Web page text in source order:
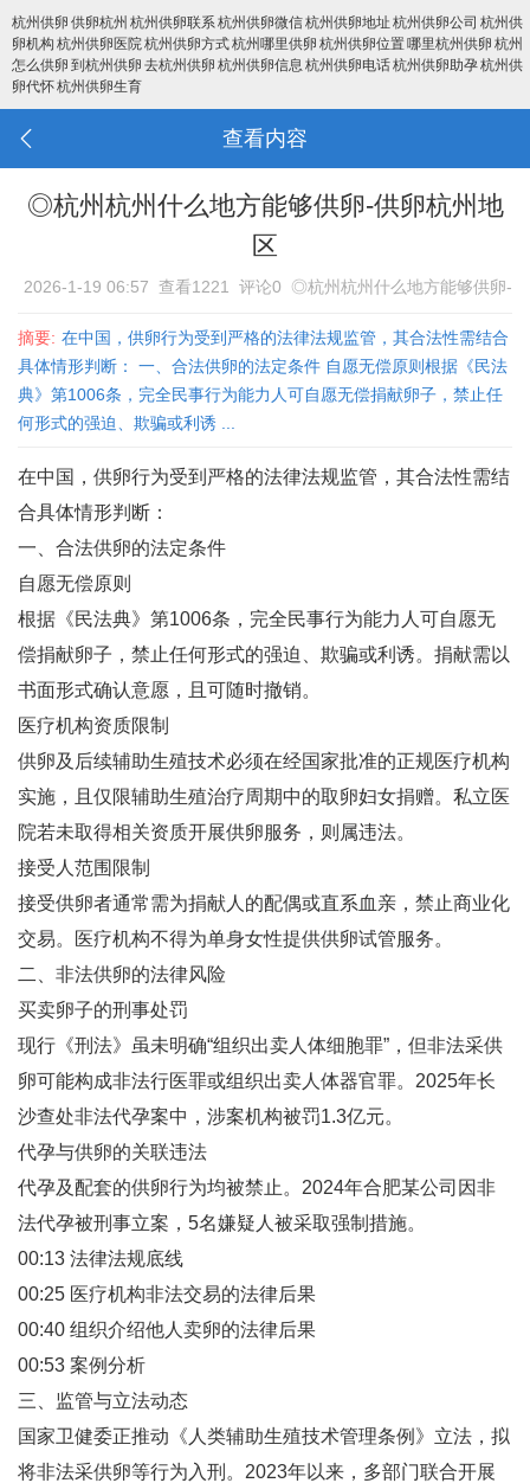
杭州供卵 供卵杭州 杭州供卵联系杭州供卵微信杭州供卵地址 杭州供卵公司 杭州供
卵机构 杭州供卵医院杭州供卵方式杭州哪里供卵 杭州供卵位置哪里杭州供卵 杭州
怎么供卵 到杭州供卵 去杭州供卵 杭州供卵信息 杭州供卵电话杭州供卵助孕杭州供
卵代怀杭州供卵生育
查看内容
◎杭州杭州什么地方能够供卵-供卵杭州地
区
2026-1-19 06:57 查看1221 评论0
◎杭州杭州什么地方能够供卵-
摘要: 在中国，供卵行为受到严格的法律法规监管，其合法性需结合
具体情形判断： 一、合法供卵的法定条件 自愿无偿原则‌根据《民法
典》第1006条，完全民事行为能力人可自愿无偿捐献卵子，禁止任
何形式的强迫、欺骗或利诱‌ ...
在中国，供卵行为受到严格的法律法规监管，其合法性需结
合具体情形判断：
一、合法供卵的法定条件
自愿无偿原则‌
根据《民法典》第1006条，完全民事行为能力人可自愿无
偿捐献卵子，禁止任何形式的强迫、欺骗或利诱‌。捐献需以
书面形式确认意愿，且可随时撤销‌。
医疗机构资质限制‌
供卵及后续辅助生殖技术必须在经国家批准的正规医疗机构
实施，且仅限辅助生殖治疗周期中的取卵妇女捐赠‌。私立医
院若未取得相关资质开展供卵服务，则属违法‌。
接受人范围限制‌
接受供卵者通常需为捐献人的配偶或直系血亲，禁止商业化
交易‌。医疗机构不得为单身女性提供供卵试管服务‌。
二、非法供卵的法律风险
买卖卵子的刑事处罚‌
现行《刑法》虽未明确“组织出卖人体细胞罪”，但非法采供
卵可能构成非法行医罪或组织出卖人体器官罪。2025年长
沙查处非法代孕案中，涉案机构被罚1.3亿元‌。
代孕与供卵的关联违法‌
代孕及配套的供卵行为均被禁止。2024年合肥某公司因非
法代孕被刑事立案，5名嫌疑人被采取强制措施‌。
00:13 法律法规底线
00:25 医疗机构非法交易的法律后果
00:40 组织介绍他人卖卵的法律后果
00:53 案例分析
三、监管与立法动态
国家卫健委正推动《人类辅助生殖技术管理条例》立法，拟
将非法采供卵等行为入刑‌。2023年以来，多部门联合开展